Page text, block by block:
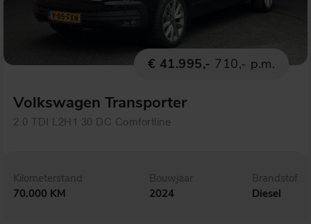
€ 41.995,- 710,- p.m.
Volkswagen Transporter
2.0 TDI L2H1 30 DC Comfortline
Kilometerstand
70.000 KM
Bouwjaar
2024
Brandstof
Diesel